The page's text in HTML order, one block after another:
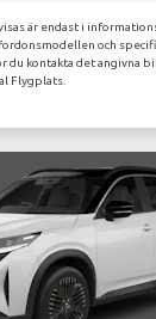
är endast i
och
du kontakta det angivna
Flygplats.